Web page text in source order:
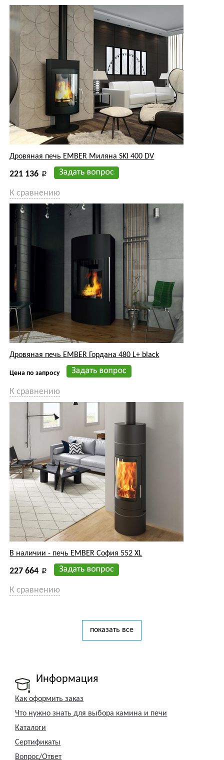
Дровяная печь EMBER Миляна SKI 400 DV
221 136 p
К сравнению
Дровяная печь EMBER Гордана 480 L+ black
Цена по запросу
К сравнению
В наличии - печь EMBER София 552 XL
227 664 p
К сравнению
показать все
Информация
Как оформить заказ
Что нужно знать для выбора камина и печи
Каталоги
Сертификаты
Вопрос/Ответ